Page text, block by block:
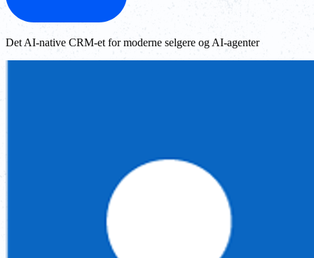
Det AI-native CRM-et for moderne selgere og AI-agenter